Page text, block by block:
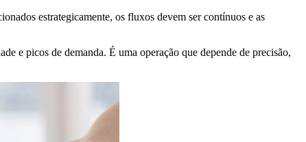
estrategicamente, os fluxos devem ser contínuos e as
e picos de demanda. É uma operação que depende de precisão,